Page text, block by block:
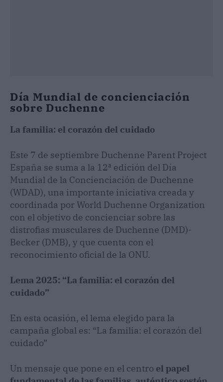
Día Mundial de concienciación
sobre Duchenne
La familia: el corazón del cuidado
Este 7 de septiembre Duchenne Parent Project
España se suma a la 12ª edición del Día
Mundial de la Concienciación de Duchenne
(WDAD), una importante iniciativa creada y
coordinada por World Duchenne Organization
con el objetivo de concienciar sobre las
distrofias musculares de Duchenne (DMD)-
Becker (DMB), y que cuenta con el
reconocimiento oficial de la ONU.
Lema 2025: “La familia: el corazón del
cuidado”
En esta ocasión, el lema elegido para la
campaña global es: “La familia: el corazón del
cuidado”
Un mensaje que pone en el centro el papel